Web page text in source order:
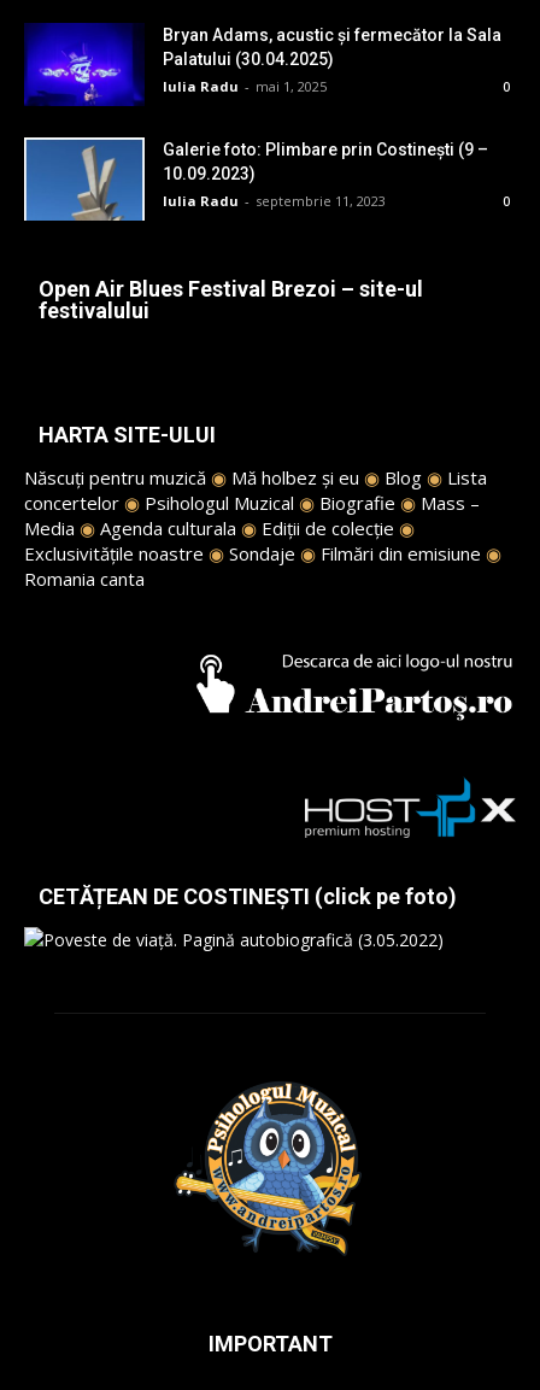
Bryan Adams, acustic și fermecător la Sala
Palatului (30.04.2025)
Iulia Radu - mai 1, 2025 0
Galerie foto: Plimbare prin Costinești (9 –
10.09.2023)
Iulia Radu - septembrie 11, 2023 0
Open Air Blues Festival Brezoi – site-ul
festivalului
HARTA SITE-ULUI
Născuți pentru muzică ◉ Mă holbez și eu ◉ Blog ◉ Lista
concertelor ◉ Psihologul Muzical ◉ Biografie ◉ Mass –
Media ◉ Agenda culturala ◉ Ediții de colecție ◉
Exclusivitățile noastre ◉ Sondaje ◉ Filmări din emisiune ◉
Romania canta
CETĂȚEAN DE COSTINEȘTI (click pe foto)
IMPORTANT